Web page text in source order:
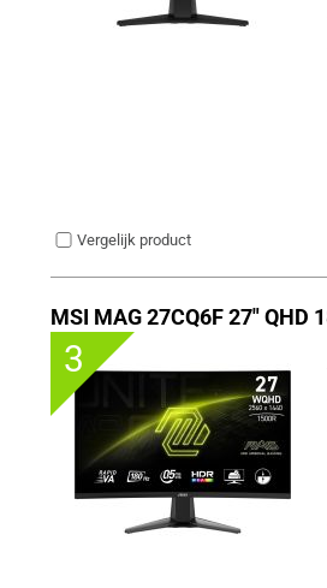
Vergelijk product
MSI MAG 27CQ6F 27"
3